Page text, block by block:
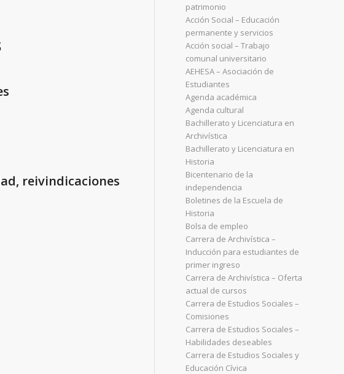
reivindicaciones
patrimonio
Acción Social – Educación
permanente y servicios
Acción social – Trabajo
comunal universitario
AEHESA – Asociación de
Estudiantes
Agenda académica
Agenda cultural
Bachillerato y Licenciatura en
Archivística
Bachillerato y Licenciatura en
Historia
Bicentenario de la
independencia
Boletines de la Escuela de
Historia
Bolsa de empleo
Carrera de Archivística –
Inducción para estudiantes de
primer ingreso
Carrera de Archivística – Oferta
actual de cursos
Carrera de Estudios Sociales –
Comisiones
Carrera de Estudios Sociales –
Habilidades deseables
Carrera de Estudios Sociales y
Educación Cívica